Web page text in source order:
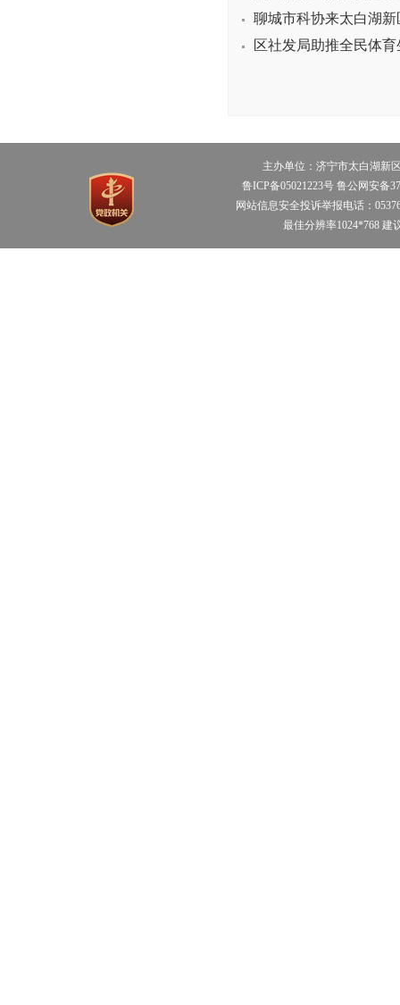
聊城市科协来太白湖
区社发局助推全民体
主办单位：济宁市太白湖新
鲁ICP备05021223号 鲁公网安备
网站信息安全投诉举报电话：
最佳分辨率1024*768 建